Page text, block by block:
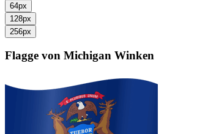
64px
128px
256px
Flagge von Michigan Winken